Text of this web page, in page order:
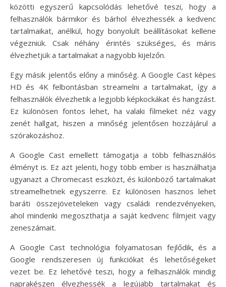
közötti egyszerű kapcsolódás lehetővé teszi, hogy a
felhasználók bármikor és bárhol élvezhessék a kedvenc
tartalmaikat, anélkül, hogy bonyolult beállításokat kellene
végezniük. Csak néhány érintés szükséges, és máris
élvezhetjük a tartalmakat a nagyobb kijelzőn.
Egy másik jelentős előny a minőség. A Google Cast képes
HD és 4K felbontásban streamelni a tartalmakat, így a
felhasználók élvezhetik a legjobb képkockákat és hangzást.
Ez különösen fontos lehet, ha valaki filmeket néz vagy
zenét hallgat, hiszen a minőség jelentősen hozzájárul a
szórakozáshoz.
A Google Cast emellett támogatja a több felhasználós
élményt is. Ez azt jelenti, hogy több ember is használhatja
ugyanazt a Chromecast eszközt, és különböző tartalmakat
streamelhetnek egyszerre. Ez különösen hasznos lehet
baráti összejöveteleken vagy családi rendezvényeken,
ahol mindenki megoszthatja a saját kedvenc filmjeit vagy
zeneszámait.
A Google Cast technológia folyamatosan fejlődik, és a
Google rendszeresen új funkciókat és lehetőségeket
vezet be. Ez lehetővé teszi, hogy a felhasználók mindig
naprakészen élvezhessék a legújabb tartalmakat és